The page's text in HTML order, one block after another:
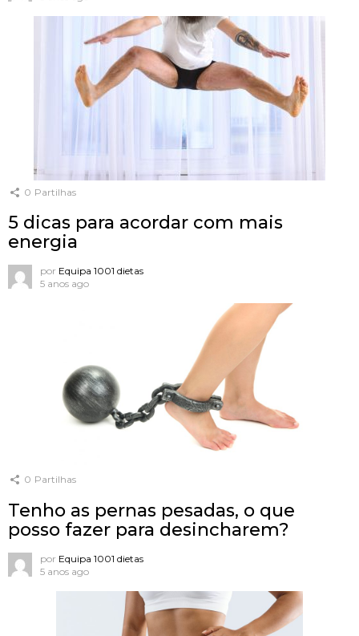
0 Partilhas
5 dicas para acordar com mais
energia
por Equipa 1001 dietas
5 anos ago
0 Partilhas
Tenho as pernas pesadas, o que
posso fazer para desincharem?
por Equipa 1001 dietas
5 anos ago